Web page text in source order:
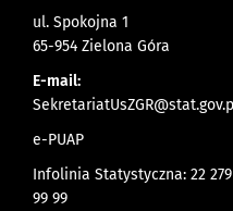
ul. Spokojna 1
65-954 Zielona Góra
E-mail:
e-PUAP
Infolinia Statystyczna: 22 279
99 99